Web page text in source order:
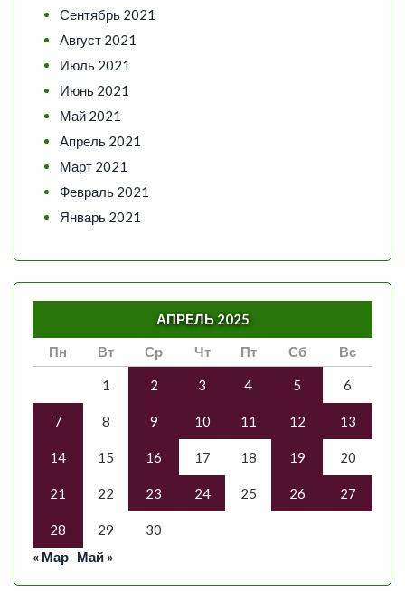
Сентябрь 2021
Август 2021
Июль 2021
Июнь 2021
Май 2021
Апрель 2021
Март 2021
Февраль 2021
Январь 2021
АПРЕЛЬ 2025
Пн
Вт Ср Чт Пт Сб Вс
1 2 3 4 5 6
7 8 9 10 11 12 13
14 15 16 17 18 19 20
21 22 23 24 25 26 27
28 29
30
« Мар Май »